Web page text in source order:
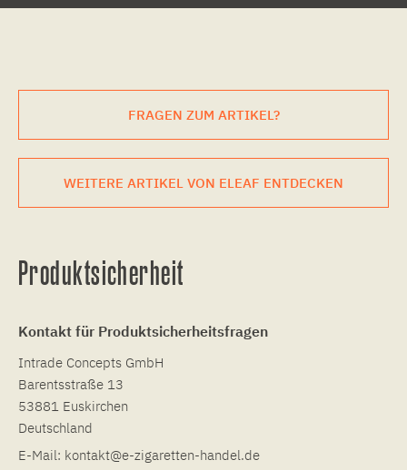
FRAGEN ZUM ARTIKEL?
WEITERE ARTIKEL VON ELEAF ENTDECKEN
Produktsicherheit
Kontakt für Produktsicherheitsfragen
Intrade Concepts GmbH
Barentsstraße 13
53881 Euskirchen
Deutschland
E-Mail: kontakt@e-zigaretten-handel.de